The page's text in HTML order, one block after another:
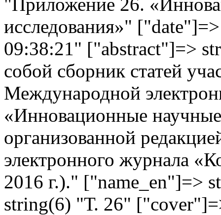
исследования»"
09:38:21" ["abstract"]=>
собой сборник статей
Международной
«Инновационные
организованной
электронного журнала
2016 г.)." ["name_en"]=>
string(6) "Т. 26"